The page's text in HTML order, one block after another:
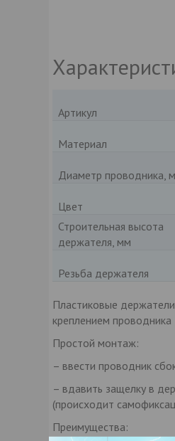
Артикул
Материал
Диаметр проводника,
Цвет
Строительная высота
держателя, мм
Резьба держателя
Пластиковые
креплением проводника
Простой монтаж:
– ввести проводник
– вдавить защелку в
(происходит
Преимущества: